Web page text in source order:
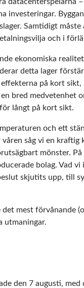
investeringar.
Samtidigt
och i
ekonomiska
detta lager
på kort
bred medvetenhet
långt på kort sikt.
och ett
våren såg vi en
mönster.
bolag. Vad
skjutits upp, till
det mest förvånande
utmaningar.
den 7 augusti,